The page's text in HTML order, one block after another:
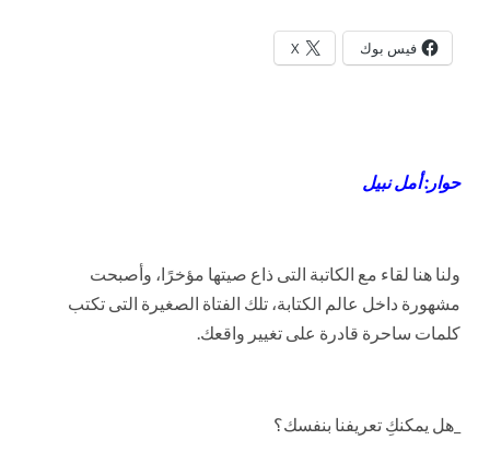
فيس بوك X
حوار: أمل نبيل
ولنا هنا لقاء مع الكاتبة التى ذاع صيتها مؤخرًا، وأصبحت
مشهورة داخل عالم الكتابة، تلك الفتاة الصغيرة التى تكتب
كلمات ساحرة قادرة على تغيير واقعك.
_هل يمكنكِ تعريفنا بنفسك؟